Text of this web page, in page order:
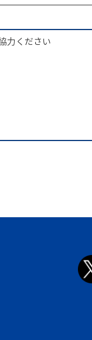
力ください